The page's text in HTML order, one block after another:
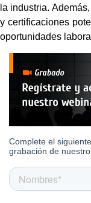
la industria.
y certificaciones
oportunidades